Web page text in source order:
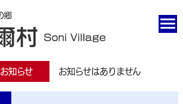
知らせ お知らせはありません